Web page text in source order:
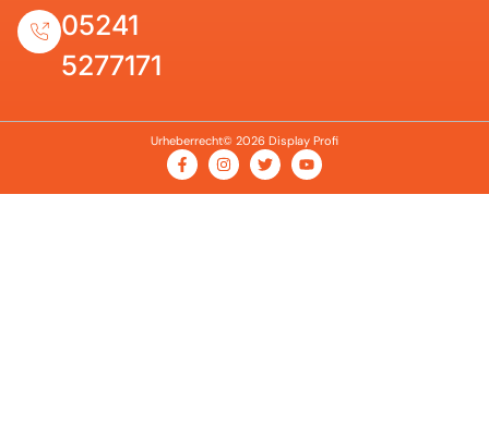
05241
5277171
Urheberrecht© 2026 Display Profi